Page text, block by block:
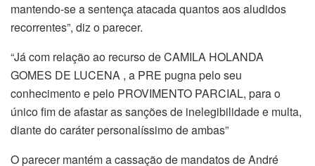
mantendo-se a sentença atacada quantos aos aludidos
recorrentes”, diz o parecer.
“Já com relação ao recurso de CAMILA HOLANDA
GOMES DE LUCENA , a PRE pugna pelo seu
conhecimento e pelo PROVIMENTO PARCIAL, para o
único fim de afastar as sanções de inelegibilidade e multa,
diante do caráter personalíssimo de ambas”
O parecer mantém a cassação de mandatos de André